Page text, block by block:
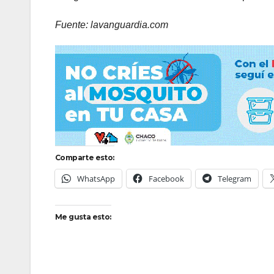
Fuente: lavanguardia.com
Comparte esto:
WhatsApp Facebook Telegram
Me gusta esto: